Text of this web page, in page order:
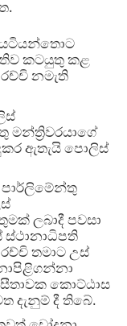
.
යටියන්තොට
කටයුතු කළ
නමැති
මන්ත්‍රිවරයාගේ
ඇතැයි පොලිස්
ලබාදී පවසා
ස්ථානාධිපති
තමාට උස්
සීතාවක කොට්ඨාස
දැනුම් දී තිබේ.